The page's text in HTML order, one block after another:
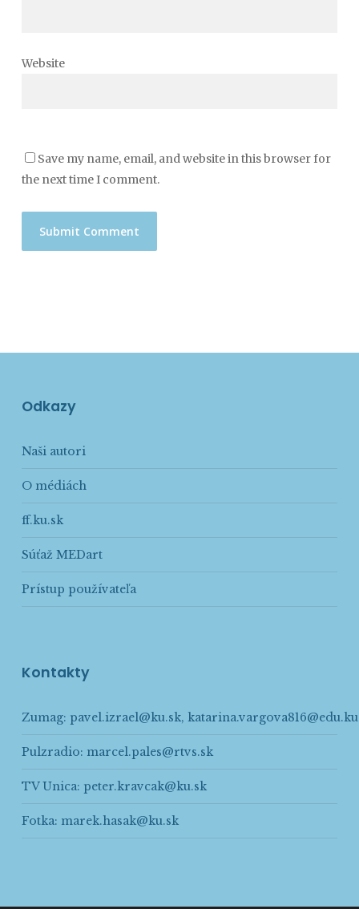
Website
Save my name, email, and website in this browser for
the next time I comment.
Odkazy
Naši autori
O médiách
ff.ku.sk
Súťaž MEDart
Prístup používateľa
Kontakty
Zumag: pavel.izrael@ku.sk,
Pulzradio: marcel.pales@rtvs.sk
TV Unica: peter.kravcak@ku.sk
Fotka: marek.hasak@ku.sk